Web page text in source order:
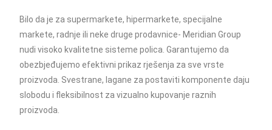
Bilo da je za supermarkete, hipermarkete, specijalne
markete, radnje ili neke druge prodavnice- Meridian Group
nudi visoko kvalitetne sisteme polica. Garantujemo da
obezbjeđujemo efektivni prikaz rješenja za sve vrste
proizvoda. Svestrane, lagane za postaviti komponente daju
slobodu i fleksibilnost za vizualno kupovanje raznih
proizvoda.